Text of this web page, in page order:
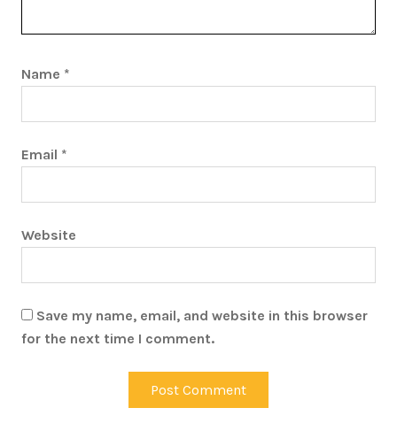
Name *
Email *
Website
Save my name, email, and website in this browser
for the next time I comment.